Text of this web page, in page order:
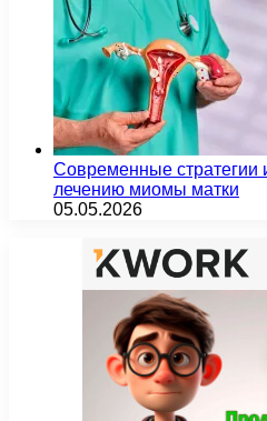
Современные стратегии
лечению миомы матки
05.05.2026